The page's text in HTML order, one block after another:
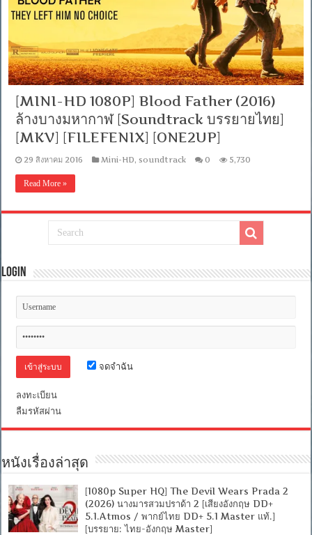
[MINI-HD 1080P] Blood Father (2016)
ล้างบางมหากาฬ [Soundtrack บรรยายไทย]
[MKV] [FILEFENIX] [ONE2UP]
29 สิงหาคม 2016 Mini-HD, soundtrack 0 5,730
Read More »
Login
จดจำฉัน
ลงทะเบียน
ลืมรหัสผ่าน
หนังเรื่องล่าสุด
[1080p Super HQ] The Devil Wears Prada 2
(2026) นางมารสวมปราด้า 2 [เสียงอังกฤษ DD+
5.1.Atmos / พากย์ไทย DD+ 5.1 Master แท้.]
[บรรยาย: ไทย-อังกฤษ Master]